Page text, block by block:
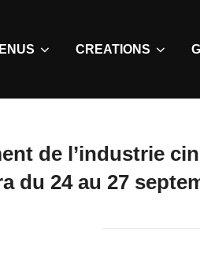
CREATIONS
de l’industrie
du 24 au 27